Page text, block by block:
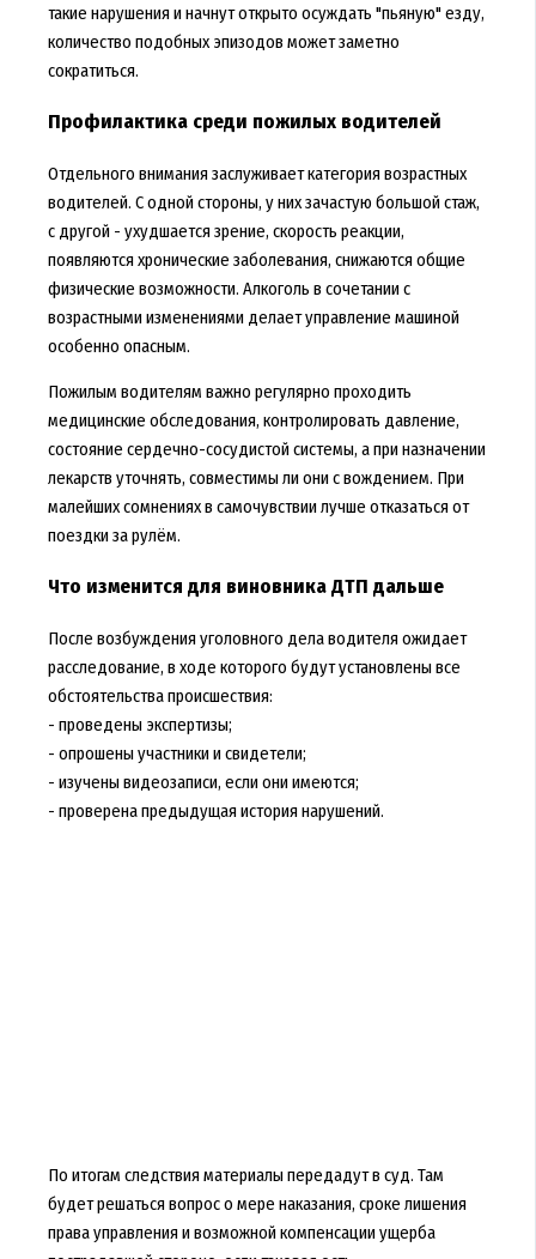
такие нарушения и начнут открыто осуждать "пьяную" езду,
количество подобных эпизодов может заметно
сократиться.
Профилактика среди пожилых водителей
Отдельного внимания заслуживает категория возрастных
водителей. С одной стороны, у них зачастую большой стаж,
с другой - ухудшается зрение, скорость реакции,
появляются хронические заболевания, снижаются общие
физические возможности. Алкоголь в сочетании с
возрастными изменениями делает управление машиной
особенно опасным.
Пожилым водителям важно регулярно проходить
медицинские обследования, контролировать давление,
состояние сердечно-сосудистой системы, а при назначении
лекарств уточнять, совместимы ли они с вождением. При
малейших сомнениях в самочувствии лучше отказаться от
поездки за рулём.
Что изменится для виновника ДТП дальше
После возбуждения уголовного дела водителя ожидает
расследование, в ходе которого будут установлены все
обстоятельства происшествия:
- проведены экспертизы;
- опрошены участники и свидетели;
- изучены видеозаписи, если они имеются;
- проверена предыдущая история нарушений.
По итогам следствия материалы передадут в суд. Там
будет решаться вопрос о мере наказания, сроке лишения
права управления и возможной компенсации ущерба